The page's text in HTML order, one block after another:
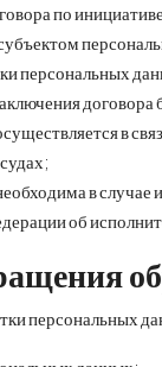
по
персональных
в
в случае
об
персональных